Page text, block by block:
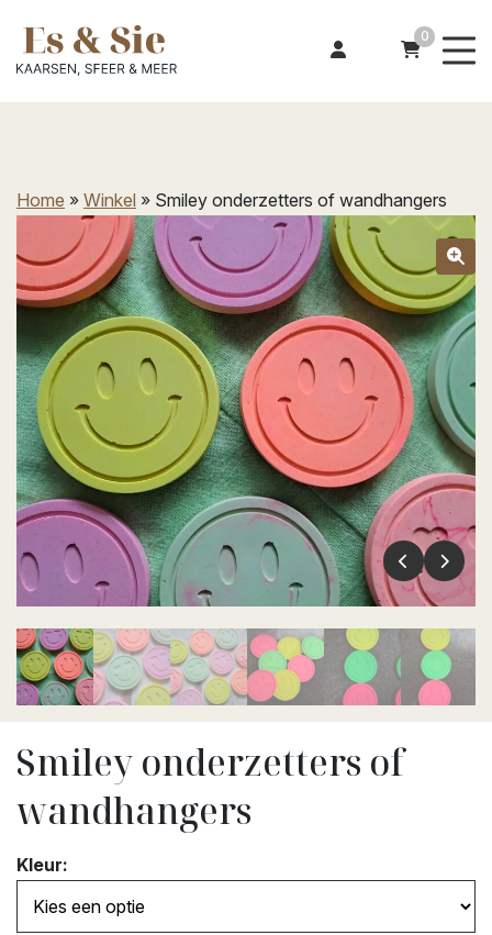
0
Home » Winkel » Smiley onderzetters of wandhangers
Smiley onderzetters of
wandhangers
Kleur: